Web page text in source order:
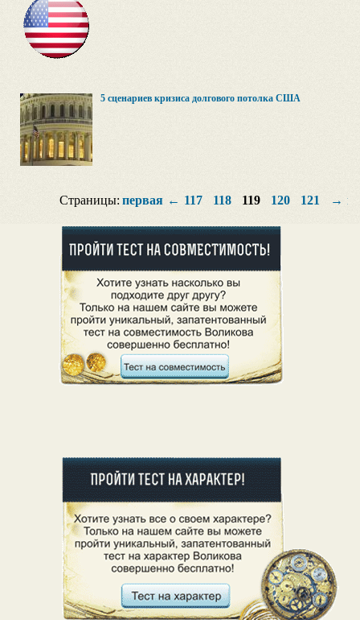
5 сценариев кризиса долгового потолка США
Страницы: первая ← 117 118 119 120 121 →